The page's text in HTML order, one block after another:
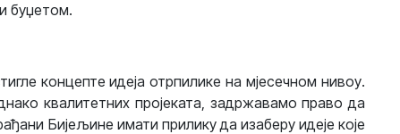
буџетом.
концепте идеја отрпилике на мјесечном нивоу.
квалитетних пројеката, задржавамо право да
Бијељине имати прилику да изаберу идеје које